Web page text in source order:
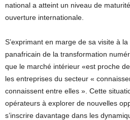
national a atteint un niveau de
ouverture internationale.
S’exprimant en marge de sa visite à
panafricain de la transformation
que le marché intérieur «est proche
les entreprises du secteur «
connaissent entre elles ». Cette
opérateurs à explorer de nouvelles
s’inscrire davantage dans les